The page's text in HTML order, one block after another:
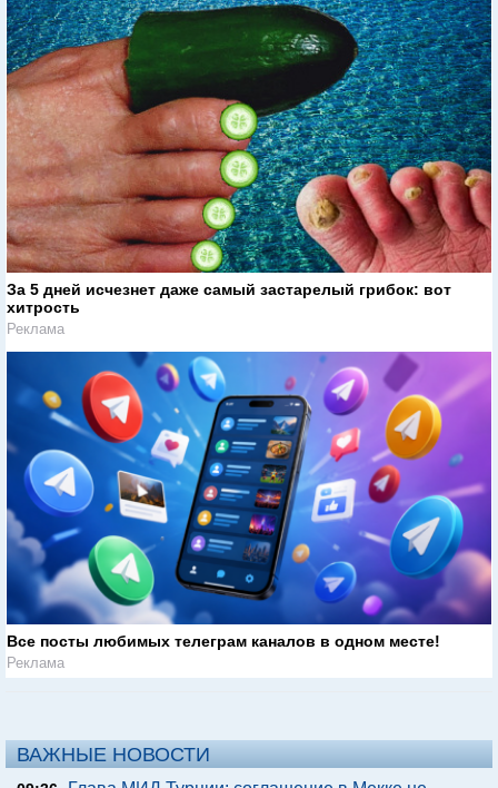
За 5 дней исчезнет даже самый застарелый грибок: вот
хитрость
Реклама
Все посты любимых телеграм каналов в одном месте!
Реклама
ВАЖНЫЕ НОВОСТИ